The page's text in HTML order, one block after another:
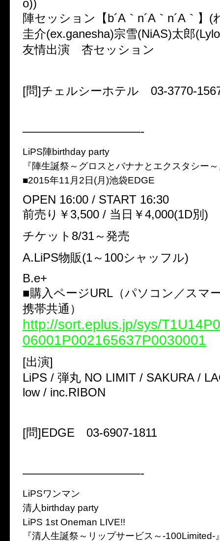
o))
陣セッション【b´A｀n´A｀n´A｀】(
圭介(ex.ganesha)宗雪(NiAS)太郎
友情出演 杏セッション
[問]チェルシーホテル 03-3770-
——————————-
LiPS陣birthday party
『陣生誕祭～グロスとバナナとエクスタシー
■2015年11月2日(月)池袋EDGE
OPEN 16:00 / START 16:30
前売り￥3,500 / 当日￥4,000(1D別)
チケット8/31～発売
A.LiPS物販(1～100シャッフル)
B.e+
■購入ページURL（パソコン／スマ
携帯共通）
http://sort.eplus.jp/sys/
06001P002165637P0030001
[出演]
LiPS / 弾丸 NO LIMIT / SAKURA /
low / inc.RIBON
[問]EDGE 03-6907-1811
——————————-
LiPSワンマン
清人birthday party
LiPS 1st Oneman LIVE!!
『清人生誕祭～リップサービス～-100Limited-